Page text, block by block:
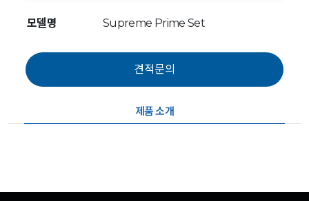
모델명 Supreme Prime Set
제품 소개